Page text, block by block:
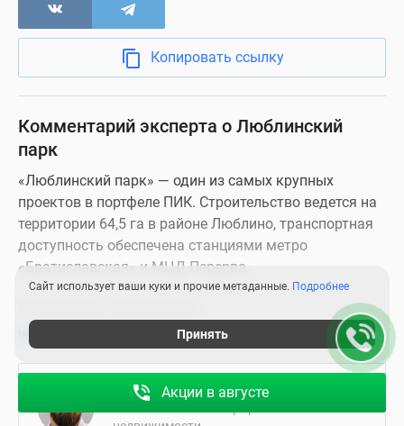
Акции в августе
Копировать ссылку
Комментарий эксперта о Люблинский
парк
«Люблинский парк» — один из самых крупных
проектов в портфеле ПИК. Строительство ведется на
территории 64,5 га в районе Люблино, транспортная
доступность обеспечена станциями метро
«Братиславская» и МЦД Перерва.
Компания ПИК была основана в 1994 году как
«Первая Ипотечная Компания». Девелопер входит в
число системообразующих организаций, география
присутствия охватывает несколько регионов. В
Андрей Смирнов
Сайт использует ваши куки и прочие метаданные. Подробнее
Принять